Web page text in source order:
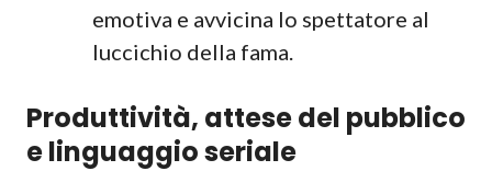
emotiva e avvicina lo spettatore al
luccichio della fama.
Produttività, attese del pubblico
e linguaggio seriale